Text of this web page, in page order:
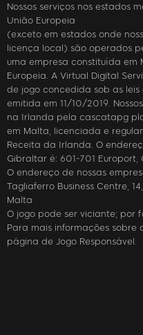
Nossos serviços nos estados
União Europeia
(exceto em estados onde
licença local) são operados
uma empresa constituída
Europeia. A Virtual Digital
de jogo concedida sob as
emitida em 11/10/2019.
na Irlanda pela cascatapg
em Malta, licenciada e
Receita da Irlanda. O
Gibraltar é: 601-701 Europort,
O endereço de nossas
Tagliaferro Business Centre,
Malta
O jogo pode ser viciante; por
Para mais informações sobre
página de Jogo Responsável.